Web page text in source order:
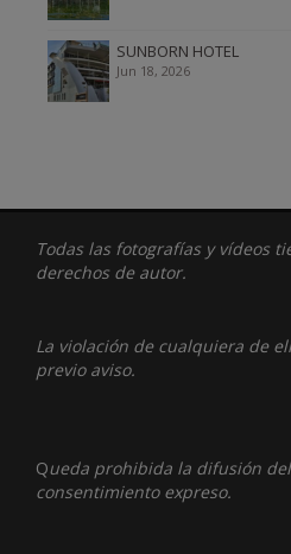
SUNBORN HOTEL
Jun 18, 2026
Todas las fotografías y vídeos
derechos de autor.
La violación de cualquiera de
previo aviso.
Queda prohibida la difusión
consentimiento expreso.